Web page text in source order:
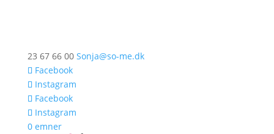
23 67 66 00 Sonja@so-me.dk
Facebook
Instagram
Facebook
Instagram
0 emner